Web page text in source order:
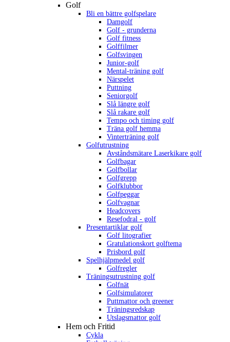
Golf
Bli en bättre golfspelare
Damgolf
Golf - grunderna
Golf fitness
Golffilmer
Golfsvingen
Junior-golf
Mental-träning golf
Närspelet
Puttning
Seniorgolf
Slå längre golf
Slå rakare golf
Tempo och timing golf
Träna golf hemma
Vinterträning golf
Golfutrustning
Avståndsmätare Laserkikare golf
Golfbagar
Golfbollar
Golfgrepp
Golfklubbor
Golfpeggar
Golfvagnar
Headcovers
Resefodral - golf
Presentartiklar golf
Golf litografier
Gratulationskort golftema
Prisbord golf
Spelhjälpmedel golf
Golfregler
Träningsutrustning golf
Golfnät
Golfsimulatorer
Puttmattor och greener
Träningsredskap
Utslagsmattor golf
Hem och Fritid
Cykla